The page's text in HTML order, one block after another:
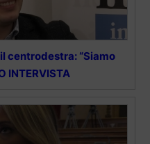
centrodestra: “Siamo
INTERVISTA